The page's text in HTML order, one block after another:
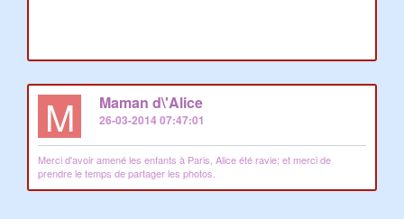
M Maman d\'Alice
26-03-2014 07:47:01
Merci d'avoir amené les enfants à Paris, Alice été ravie; et merci de
prendre le temps de partager les photos.